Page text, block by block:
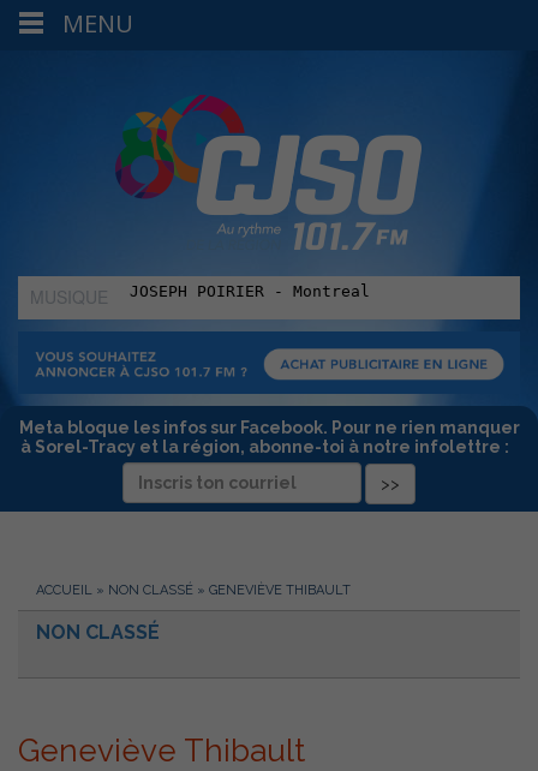
MUSIQUE
:
Meta bloque les infos sur Facebook. Pour ne rien manquer
à Sorel-Tracy et la région, abonne-toi à notre infolettre :
ACCUEIL » NON CLASSÉ » GENEVIÈVE THIBAULT
NON CLASSÉ
Geneviève Thibault
MENU